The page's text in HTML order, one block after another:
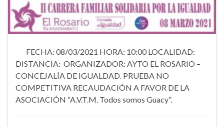
FECHA: 08/03/2021 HORA: 10:00 LOCALIDAD:
DISTANCIA: ORGANIZADOR: AYTO EL ROSARIO –
CONCEJALÍA DE IGUALDAD. PRUEBA NO
COMPETITIVA RECAUDACIÓN A FAVOR DE LA
ASOCIACIÓN “A.V.T.M. Todos somos Guacy”.